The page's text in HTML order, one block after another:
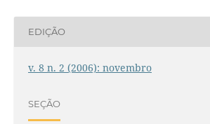
EDIÇÃO
v. 8 n. 2 (2006): novembro
SEÇÃO